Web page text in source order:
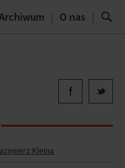
O nas
Kleina